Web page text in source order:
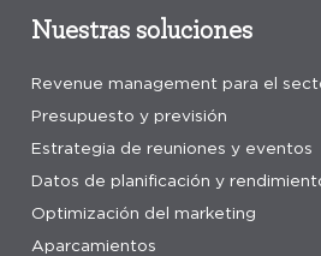
Nuestras soluciones
Revenue management para el
Presupuesto y previsión
Estrategia de reuniones y eventos
Datos de planificación y
Optimización del marketing
Aparcamientos